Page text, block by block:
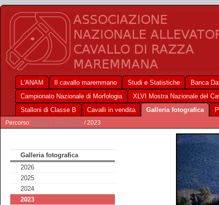
L'ANAM Il cavallo maremmano Studi e Statistiche
Banca
Campionato Nazionale di Morfologia
XLVI Mostra Nazionale del
Stalloni di Classe B
Cavalli in vendita Galleria fotografica
Percorso: Galleria fotografica / 2023
Galleria fotografica
2026
2025
2024
2023